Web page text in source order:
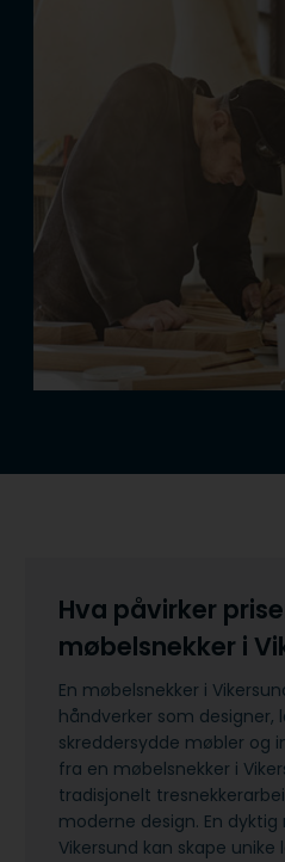
Hva påvirker
møbelsnekker i
En møbelsnekker i
håndverker som designer,
skreddersydde møbler og
fra en møbelsnekker i
tradisjonelt
moderne design. En dyktig
Vikersund kan skape